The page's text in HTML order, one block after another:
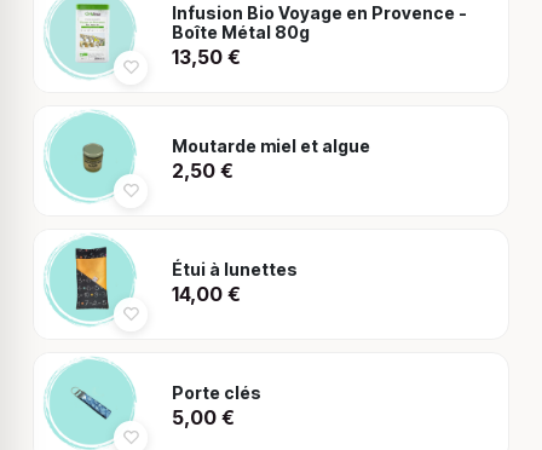
Infusion Bio Voyage en Provence -
Boîte Métal 80g
13,50 €
Moutarde miel et algue
2,50 €
Étui à lunettes
14,00 €
Porte clés
5,00 €